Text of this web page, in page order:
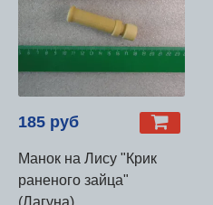
185 руб
Манок на Лису "Крик
раненого зайца"